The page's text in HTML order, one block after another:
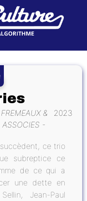
FREMEAUX &
ASSOCIES
2023
succèdent, ce trio
subreptice ce
de ce qui a
une dette en
Jean-Paul